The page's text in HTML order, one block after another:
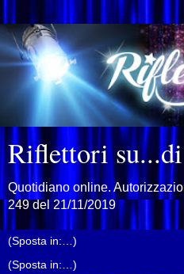
Riflettori
Quotidiano online.
249 del 21/11/2019